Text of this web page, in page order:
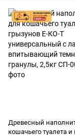
Древесный
кошачьего туалета и